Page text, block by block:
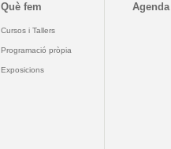
Què fem
Cursos i Tallers
Programació pròpia
Exposicions
Agenda